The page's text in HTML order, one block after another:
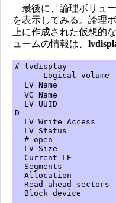
最後に、論理ボリュー
を表示してみる。論理
上に作成された仮想的
ュームの情報は、
# lvdisplay
--- Logical volume
LV Name /
VG Name
LV UUID
D
LV Write
LV Status
# open
LV Size
Current LE
Allocation
Read ahead
Block device